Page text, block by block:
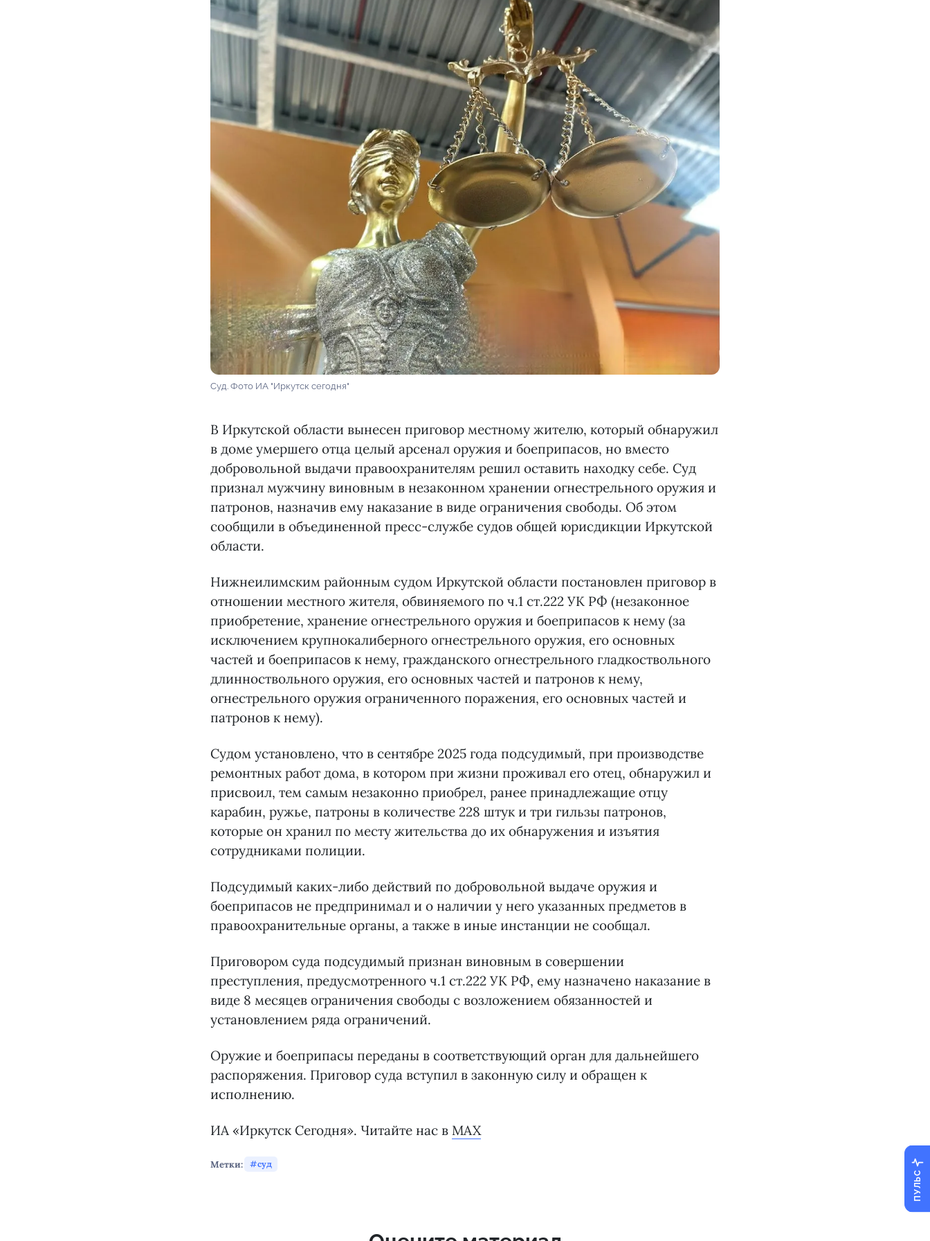
Суд. Фото ИА "Иркутск сегодня"
В Иркутской области вынесен приговор местному жителю, который обнаружил
в доме умершего отца целый арсенал оружия и боеприпасов, но вместо
добровольной выдачи правоохранителям решил оставить находку себе. Суд
признал мужчину виновным в незаконном хранении огнестрельного оружия и
патронов, назначив ему наказание в виде ограничения свободы. Об этом
сообщили в объединенной пресс-службе судов общей юрисдикции Иркутской
области.
Нижнеилимским районным судом Иркутской области постановлен приговор в
отношении местного жителя, обвиняемого по ч.1 ст.222 УК РФ (незаконное
приобретение, хранение огнестрельного оружия и боеприпасов к нему (за
исключением крупнокалиберного огнестрельного оружия, его основных
частей и боеприпасов к нему, гражданского огнестрельного гладкоствольного
длинноствольного оружия, его основных частей и патронов к нему,
огнестрельного оружия ограниченного поражения, его основных частей и
патронов к нему).
Судом установлено, что в сентябре 2025 года подсудимый, при производстве
ремонтных работ дома, в котором при жизни проживал его отец, обнаружил и
присвоил, тем самым незаконно приобрел, ранее принадлежащие отцу
карабин, ружье, патроны в количестве 228 штук и три гильзы патронов,
которые он хранил по месту жительства до их обнаружения и изъятия
сотрудниками полиции.
Подсудимый каких-либо действий по добровольной выдаче оружия и
боеприпасов не предпринимал и о наличии у него указанных предметов в
правоохранительные органы, а также в иные инстанции не сообщал.
Приговором суда подсудимый признан виновным в совершении
преступления, предусмотренного ч.1 ст.222 УК РФ, ему назначено наказание в
виде 8 месяцев ограничения свободы c возложением обязанностей и
установлением ряда ограничений.
Оружие и боеприпасы переданы в соответствующий орган для дальнейшего
распоряжения. Приговор суда вступил в законную силу и обращен к
исполнению.
ИА «Иркутск Сегодня». Читайте нас в MAX
Метки: суд
ПУЛЬС